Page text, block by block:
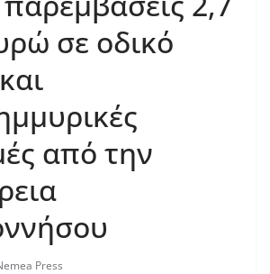
σε οδικό
από την
Press